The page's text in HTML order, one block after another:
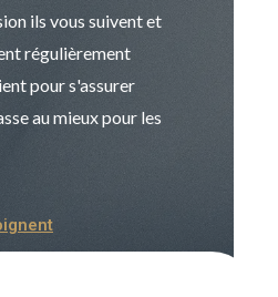
ils vous suivent et
régulièrement
pour s'assurer
au mieux pour les